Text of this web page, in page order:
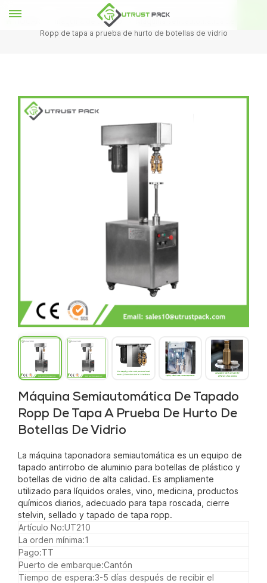
máquina de tapado
Ropp de tapa a prueba de hurto de botellas de vidrio
Máquina Semiautomática De Tapado
Ropp De Tapa A Prueba De Hurto De
Botellas De Vidrio
La máquina taponadora semiautomática es un equipo de
tapado antirrobo de aluminio para botellas de plástico y
botellas de vidrio de alta calidad. Es ampliamente
utilizado para líquidos orales, vino, medicina, productos
químicos diarios, adecuado para tapa roscada, cierre
stelvin, sellado y tapado de tapa ropp.
Artículo No:UT210
La orden mínima:1
Pago:TT
Puerto de embarque:Cantón
Tiempo de espera:3-5 días después de recibir el